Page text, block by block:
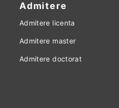
Admitere
Admitere licenta
Admitere master
Admitere doctorat